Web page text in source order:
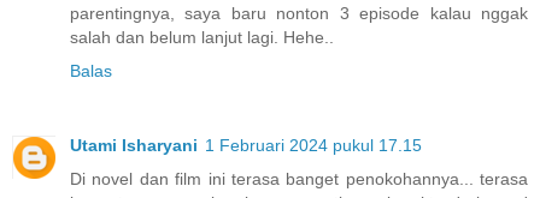
parentingnya, saya baru nonton 3 episode kalau nggak
salah dan belum lanjut lagi. Hehe..
Balas
Utami Isharyani 1 Februari 2024 pukul 17.15
Di novel dan film ini terasa banget penokohannya... terasa